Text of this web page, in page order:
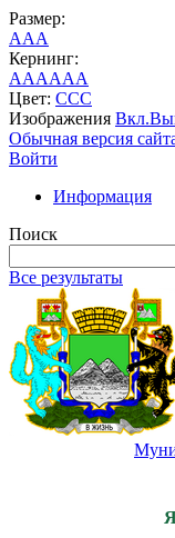
Размер:
AAA
Кернинг:
AAAAAA
Цвет: CCC
Изображения Вкл.
Обычная версия
Войти
Информация
Поиск
Все результаты